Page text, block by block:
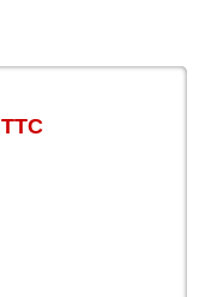
TTC